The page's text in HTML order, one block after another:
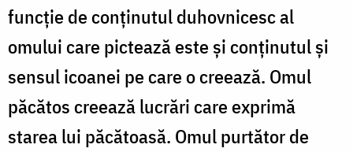
funcție de conținutul duhovnicesc al
omului care pictează este și conținutul și
sensul icoanei pe care o creează. Omul
păcătos creează lucrări care exprimă
starea lui păcătoasă. Omul purtător de